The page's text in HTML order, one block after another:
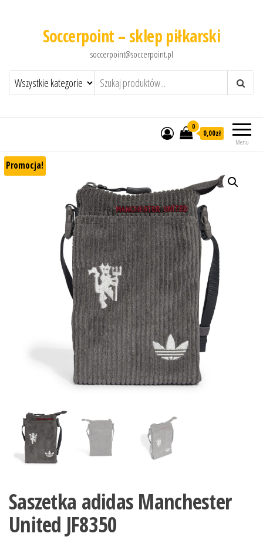
Soccerpoint – sklep piłkarski
soccerpoint@soccerpoint.pl
Menu
0
0,00zł
Promocja!
Saszetka adidas Manchester
United JF8350